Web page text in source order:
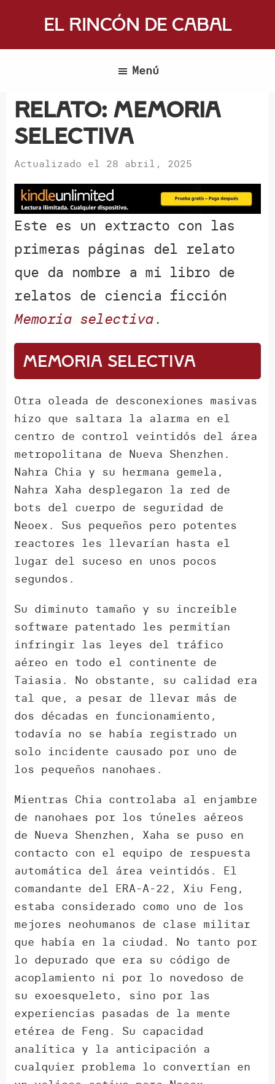
El Rincón de Cabal
reúnen
hablar
libros
ficción
Menú
Relato: Memoria
selectiva
Actualizado el 28 abril, 2025
Este es un extracto con las
primeras páginas del relato
que da nombre a mi libro de
relatos de ciencia ficción
Memoria selectiva.
Memoria selectiva
Otra oleada de desconexiones masivas
hizo que saltara la alarma en el
centro de control veintidós del área
metropolitana de Nueva Shenzhen.
Nahra Chia y su hermana gemela,
Nahra Xaha desplegaron la red de
bots del cuerpo de seguridad de
Neoex. Sus pequeños pero potentes
reactores les llevarían hasta el
lugar del suceso en unos pocos
segundos.
Su diminuto tamaño y su increíble
software patentado les permitían
infringir las leyes del tráfico
aéreo en todo el continente de
Taiasia. No obstante, su calidad era
tal que, a pesar de llevar más de
dos décadas en funcionamiento,
todavía no se había registrado un
solo incidente causado por uno de
los pequeños nanohaes.
Mientras Chia controlaba al enjambre
de nanohaes por los túneles aéreos
de Nueva Shenzhen, Xaha se puso en
contacto con el equipo de respuesta
automática del área veintidós. El
comandante del ERA-A-22, Xiu Feng,
estaba considerado como uno de los
mejores neohumanos de clase militar
que había en la ciudad. No tanto por
lo depurado que era su código de
acoplamiento ni por lo novedoso de
su exoesqueleto, sino por las
experiencias pasadas de la mente
etérea de Feng. Su capacidad
analítica y la anticipación a
cualquier problema lo convertían en